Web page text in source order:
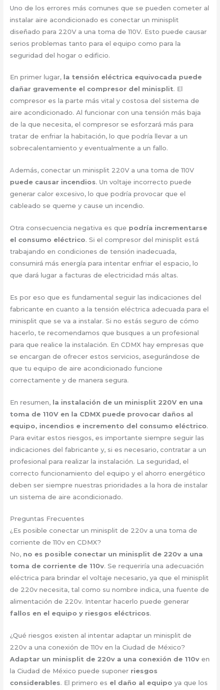
Uno de los errores más comunes que se pueden cometer al
instalar aire acondicionado es conectar un minisplit
diseñado para 220V a una toma de 110V. Esto puede causar
serios problemas tanto para el equipo como para la
seguridad del hogar o edificio.
En primer lugar, la tensión eléctrica equivocada puede
dañar gravemente el compresor del minisplit. El
compresor es la parte más vital y costosa del sistema de
aire acondicionado. Al funcionar con una tensión más baja
de la que necesita, el compresor se esforzará más para
tratar de enfriar la habitación, lo que podría llevar a un
sobrecalentamiento y eventualmente a un fallo.
Además, conectar un minisplit 220V a una toma de 110V
puede causar incendios. Un voltaje incorrecto puede
generar calor excesivo, lo que podría provocar que el
cableado se queme y cause un incendio.
Otra consecuencia negativa es que podría incrementarse
el consumo eléctrico. Si el compresor del minisplit está
trabajando en condiciones de tensión inadecuada,
consumirá más energía para intentar enfriar el espacio, lo
que dará lugar a facturas de electricidad más altas.
Es por eso que es fundamental seguir las indicaciones del
fabricante en cuanto a la tensión eléctrica adecuada para el
minisplit que se va a instalar. Si no estás seguro de cómo
hacerlo, te recomendamos que busques a un profesional
para que realice la instalación. En CDMX hay empresas que
se encargan de ofrecer estos servicios, asegurándose de
que tu equipo de aire acondicionado funcione
correctamente y de manera segura.
En resumen, la instalación de un minisplit 220V en una
toma de 110V en la CDMX puede provocar daños al
equipo, incendios e incremento del consumo eléctrico.
Para evitar estos riesgos, es importante siempre seguir las
indicaciones del fabricante y, si es necesario, contratar a un
profesional para realizar la instalación. La seguridad, el
correcto funcionamiento del equipo y el ahorro energético
deben ser siempre nuestras prioridades a la hora de instalar
un sistema de aire acondicionado.
Preguntas Frecuentes
¿Es posible conectar un minisplit de 220v a una toma de
corriente de 110v en CDMX?
No, no es posible conectar un minisplit de 220v a una
toma de corriente de 110v. Se requeriría una adecuación
eléctrica para brindar el voltaje necesario, ya que el minisplit
de 220v necesita, tal como su nombre indica, una fuente de
alimentación de 220v. Intentar hacerlo puede generar
fallos en el equipo y riesgos eléctricos.
¿Qué riesgos existen al intentar adaptar un minisplit de
220v a una conexión de 110v en la Ciudad de México?
Adaptar un minisplit de 220v a una conexión de 110v en
la Ciudad de México puede suponer riesgos
considerables. El primero es el daño al equipo ya que los